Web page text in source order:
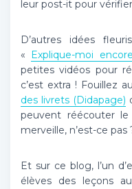
leur post-it pour
D’autres idées
« Explique-moi encore
petites vidéos pour
c’est extra ! Fouillez
des livrets (Didapage)
peuvent réécouter le
merveille, n’est-ce pas
Et sur ce blog, l’un
élèves des leçons